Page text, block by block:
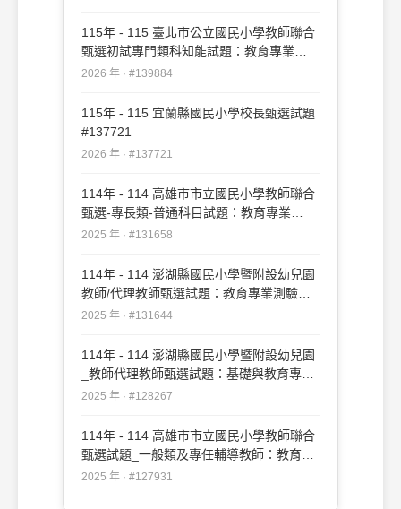
115年 - 115 臺北市公立國民小學教師聯合
甄選初試專門類科知能試題：教育專業
#139884
2026 年 · #139884
115年 - 115 宜蘭縣國民小學校長甄選試題
#137721
2026 年 · #137721
114年 - 114 高雄市市立國民小學教師聯合
甄選-專長類-普通科目試題：教育專業
#131658
2025 年 · #131658
114年 - 114 澎湖縣國民小學暨附設幼兒園
教師/代理教師甄選試題：教育專業測驗
#131644
2025 年 · #131644
114年 - 114 澎湖縣國民小學暨附設幼兒園
_教師代理教師甄選試題：基礎與教育專業
測驗#128267
2025 年 · #128267
114年 - 114 高雄市市立國民小學教師聯合
甄選試題_一般類及專任輔導教師：教育專
業#127931
2025 年 · #127931